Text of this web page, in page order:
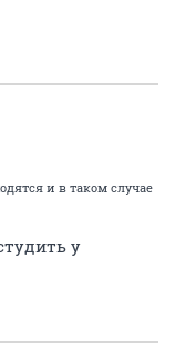
и в таком случае
у